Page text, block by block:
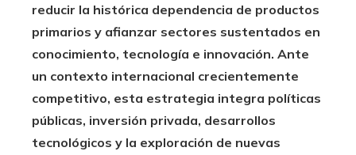
reducir la histórica dependencia de productos
primarios y afianzar sectores sustentados en
conocimiento, tecnología e innovación. Ante
un contexto internacional crecientemente
competitivo, esta estrategia integra políticas
públicas, inversión privada, desarrollos
tecnológicos y la exploración de nuevas